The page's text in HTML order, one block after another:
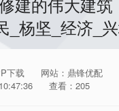
建的伟大建筑
_杨坚_经济_
下载 网站：鼎锋优配
10:47:36
查看：205